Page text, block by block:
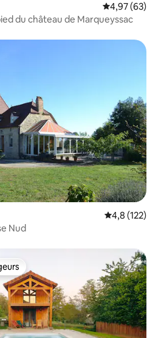
Évaluation
4,97 (63)
du château de Marqueyssac
Évaluation
4,8 (122)
Nud
les plus appréciés